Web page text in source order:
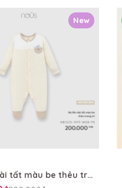
New
Bộ liền dài tất màu be thêu trang trí